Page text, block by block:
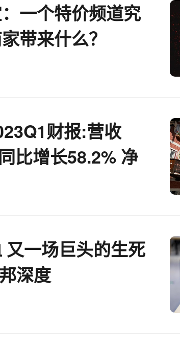
一个特价频道究
带来什么？
财报:营收
比增长58.2% 净
又一场巨头的生死
深度